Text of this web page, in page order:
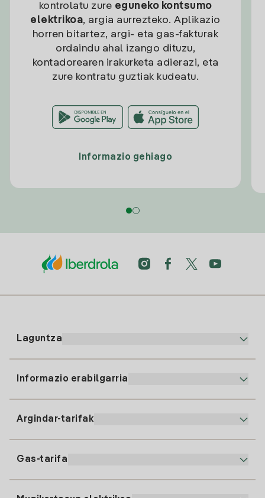
kontrolatu zure eguneko kontsumo
elektrikoa, argia aurrezteko. Aplikazio
horren bitartez, argi- eta gas-fakturak
ordaindu ahal izango dituzu,
kontadorearen irakurketa adierazi, eta
zure kontratu guztiak kudeatu.
Informazio gehiago
Laguntza
91 919 52 73
clientes@tuiberdrola.es
Informazio erabilgarria
Argindar-tarifak
Gas-tarifa